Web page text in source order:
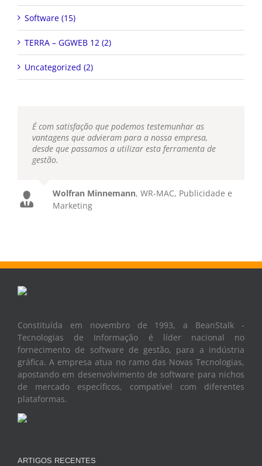
Software (15)
TERRA – GGWEB 12 (2)
Uncategorized (2)
É com satisfação que podemos testemunhar as
vantagens que advieram para a nossa empresa,
desde que passamos a utilizar esta ferramenta de
gestão.
Wolfran Minnemann, WR-MAC, Publicidade e
Marketing
Constituída em novembro de 1993, a BeanStalk -
Tecnologias de Informação é líder nacional no
fornecimento de software de gestão, para a indústria
gráfica. A empresa atua no ramo das Novas Tecnologias,
apostando em desenvolvimento de software para nichos
de mercado específicos, compatível com diferentes
plataformas.
ARTIGOS RECENTES